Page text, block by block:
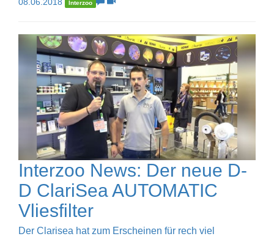
08.06.2018 Interzoo
Interzoo News: Der neue D-
D ClariSea AUTOMATIC
Vliesfilter
Der Clarisea hat zum Erscheinen für rech viel